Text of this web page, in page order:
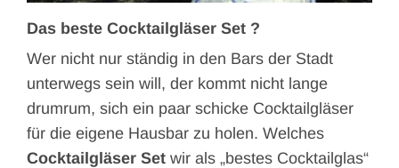
Das beste Cocktailgläser Set ?
Wer nicht nur ständig in den Bars der Stadt
unterwegs sein will, der kommt nicht lange
drumrum, sich ein paar schicke Cocktailgläser
für die eigene Hausbar zu holen. Welches
Cocktailgläser Set wir als „bestes Cocktailglas“